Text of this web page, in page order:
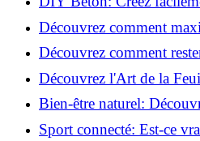
tendance!
Découvrez comment
Astuces et secrets révélés!
Découvrez comment
toujours possible!
Découvrez l'Art de la
Incontournables pour
Bien-être naturel:
vie saine!
Sport connecté: Est-ce